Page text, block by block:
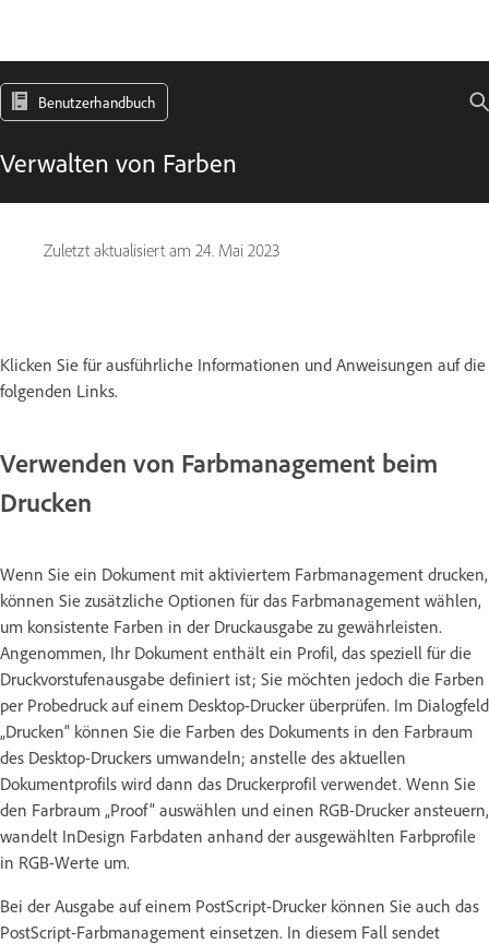
Benutzerhandbuch
Verwalten von Farben
Zuletzt aktualisiert am 24. Mai 2023
Klicken Sie für ausführliche Informationen und Anweisungen auf die
folgenden Links.
Verwenden von Farbmanagement beim
Drucken
Wenn Sie ein Dokument mit aktiviertem Farbmanagement drucken,
können Sie zusätzliche Optionen für das Farbmanagement wählen,
um konsistente Farben in der Druckausgabe zu gewährleisten.
Angenommen, Ihr Dokument enthält ein Profil, das speziell für die
Druckvorstufenausgabe definiert ist; Sie möchten jedoch die Farben
per Probedruck auf einem Desktop-Drucker überprüfen. Im Dialogfeld
„Drucken“ können Sie die Farben des Dokuments in den Farbraum
des Desktop-Druckers umwandeln; anstelle des aktuellen
Dokumentprofils wird dann das Druckerprofil verwendet. Wenn Sie
den Farbraum „Proof“ auswählen und einen RGB-Drucker ansteuern,
wandelt InDesign Farbdaten anhand der ausgewählten Farbprofile
in RGB-Werte um.
Bei der Ausgabe auf einem PostScript-Drucker können Sie auch das
PostScript-Farbmanagement einsetzen. In diesem Fall sendet